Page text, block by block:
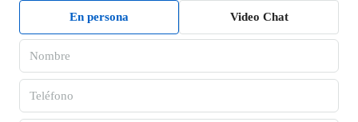
En persona Video Chat